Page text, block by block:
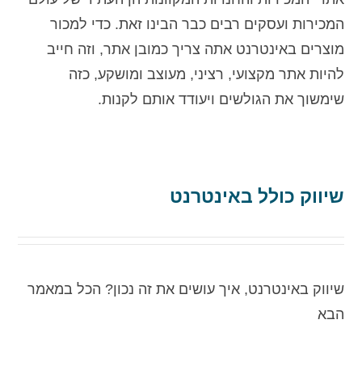
המכירות ועסקים רבים כבר הבינו זאת. כדי למכור
מוצרים באינטרנט אתה צריך כמובן אתר, וזה חייב
להיות אתר מקצועי, רציני, מעוצב ומושקע, כזה
שימשוך את הגולשים ויעודד אותם לקנות.
שיווק כולל באינטרנט
שיווק באינטרנט, איך עושים את זה נכון? הכל במאמר
הבא